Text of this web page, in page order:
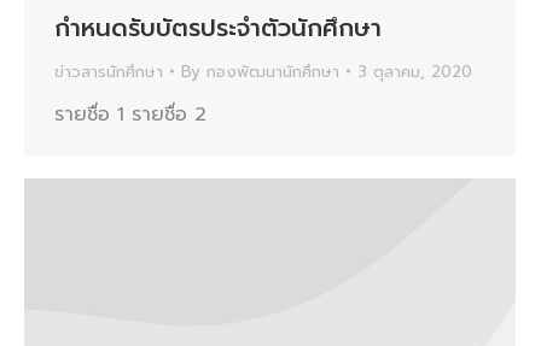
กำหนดรับบัตรประจำตัวนักศึกษา
ข่าวสารนักศึกษา By กองพัฒนานักศึกษา 3 ตุลาคม, 2020
รายชื่อ 1 รายชื่อ 2